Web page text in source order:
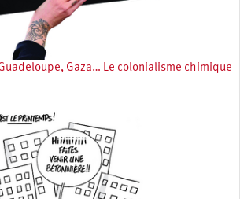
Gaza… Le colonialisme chimique